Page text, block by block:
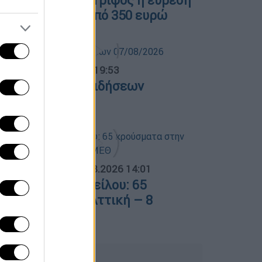
κάτω από 350 ευρώ
07.08.2026 19:53
δελτίο ειδήσεων
08.08.2026 14:01
του Δυτικού Νείλου: 65
στην Αττική – 8
σε ΜΕΘ